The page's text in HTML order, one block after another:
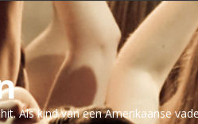
Als kind van een Amerikaanse